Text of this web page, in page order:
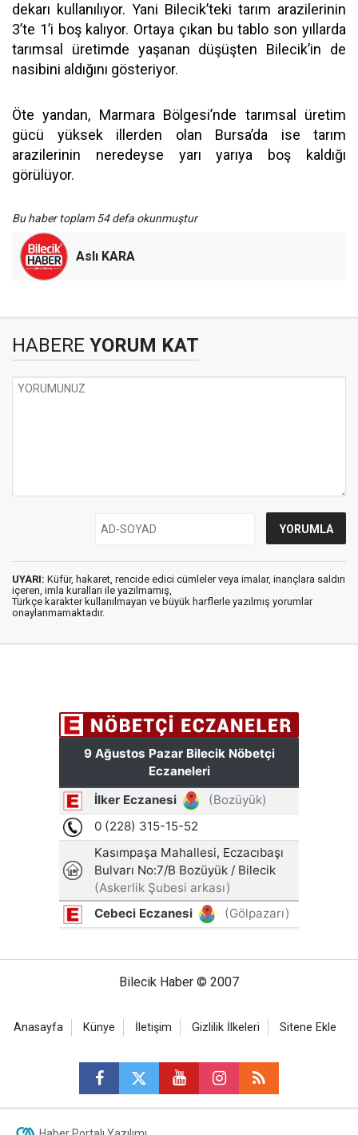
dekarı kullanılıyor. Yani Bilecik’teki tarım arazilerinin
3’te 1’i boş kalıyor. Ortaya çıkan bu tablo son yıllarda
tarımsal üretimde yaşanan düşüşten Bilecik’in de
nasibini aldığını gösteriyor.
Öte yandan, Marmara Bölgesi’nde tarımsal üretim
gücü yüksek illerden olan Bursa’da ise tarım
arazilerinin neredeyse yarı yarıya boş kaldığı
görülüyor.
Bu haber toplam 54 defa okunmuştur
Aslı KARA
HABERE YORUM KAT
UYARI: Küfür, hakaret, rencide edici cümleler veya imalar, inançlara saldırı
içeren, imla kuralları ile yazılmamış,
Türkçe karakter kullanılmayan ve büyük harflerle yazılmış yorumlar
onaylanmamaktadır.
Bilecik Haber © 2007
Anasayfa Künye İletişim Gizlilik İlkeleri Sitene Ekle